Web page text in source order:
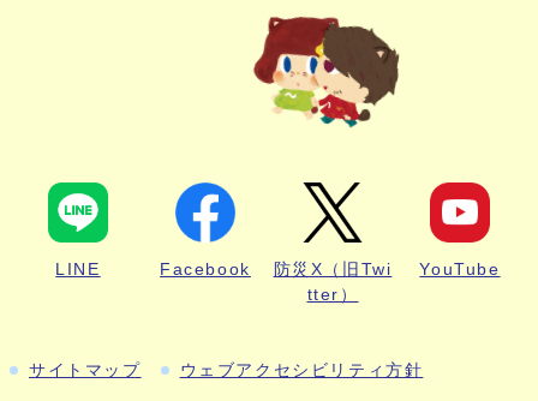
LINE Facebook
防災X（旧Twi
tter）
YouTube
サイトマップ ウェブアクセシビリティ方針